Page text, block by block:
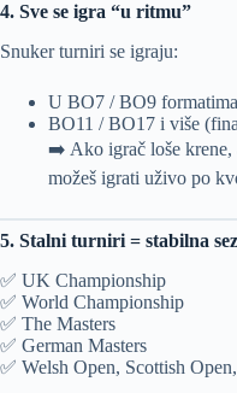
4. Sve se igra “u ritmu”
Snuker turniri se igraju:
U BO7 / BO9
BO11 / BO17 i više
➡️ Ako igrač loše krene,
možeš igrati uživo po
5. Stalni turniri = stabilna
✅ UK Championship
✅ World Championship
✅ The Masters
✅ German Masters
✅ Welsh Open, Scottish